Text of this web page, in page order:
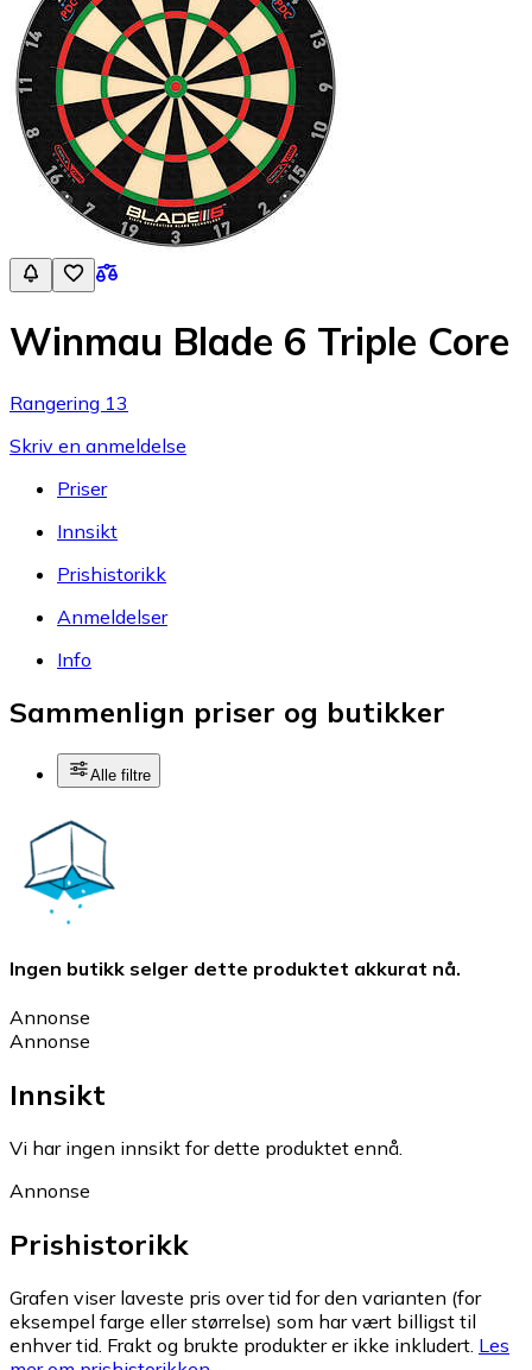
Winmau Blade 6 Triple Core
Rangering 13
Skriv en anmeldelse
Priser
Innsikt
Prishistorikk
Anmeldelser
Info
Sammenlign priser og butikker
Alle filtre
Ingen butikk selger dette produktet akkurat nå.
Annonse
Annonse
Innsikt
Vi har ingen innsikt for dette produktet ennå.
Annonse
Prishistorikk
Grafen viser laveste pris over tid for den varianten (for
eksempel farge eller størrelse) som har vært billigst til
enhver tid. Frakt og brukte produkter er ikke inkludert. Les